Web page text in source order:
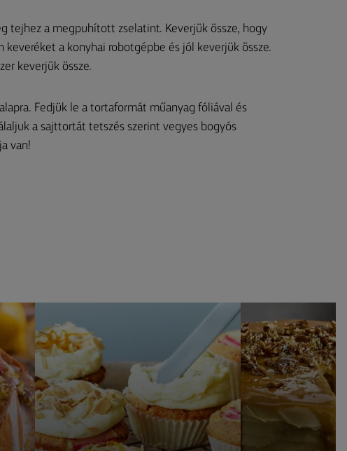
tejhez a megpuhított zselatint. Keverjük össze, hogy
a konyhai robotgépbe és jól keverjük össze.
keverjük össze.
Fedjük le a tortaformát műanyag fóliával és
a sajttortát tetszés szerint vegyes bogyós
van!